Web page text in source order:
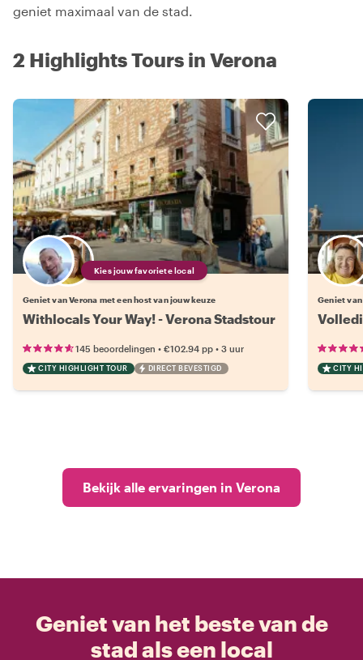
geniet maximaal van de stad.
2 Highlights Tours in Verona
Kies jouw favoriete local
Geniet van Verona met een host van jouw keuze
Withlocals Your Way! - Verona Stadstour
145 beoordelingen • €102.94 pp • 3 uur
CITY HIGHLIGHT TOUR DIRECT BEVESTIGD
Geniet
CITY
Bekijk alle ervaringen in Verona
Geniet van het beste van de
stad als een local